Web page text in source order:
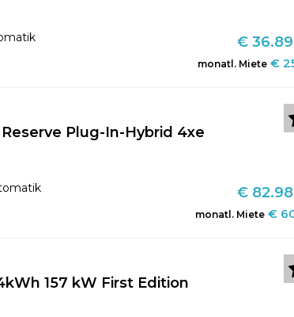
€
monatl. Miete€
Plug-In-Hybrid 4xe
€
monatl. Miete€
157 kW First Edition